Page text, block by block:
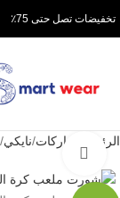
تخفيضات تصل حتى 75٪
الرئيسية ماركات نايكي